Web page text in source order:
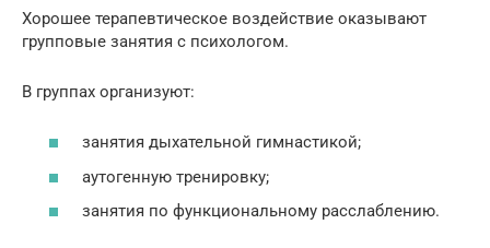
Хорошее терапевтическое воздействие оказывают
групповые занятия с психологом.
В группах организуют:
занятия дыхательной гимнастикой;
аутогенную тренировку;
занятия по функциональному расслаблению.